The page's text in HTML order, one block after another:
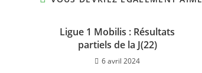
Ligue 1 Mobilis : Résultats
partiels de la J(22)
6 avril 2024